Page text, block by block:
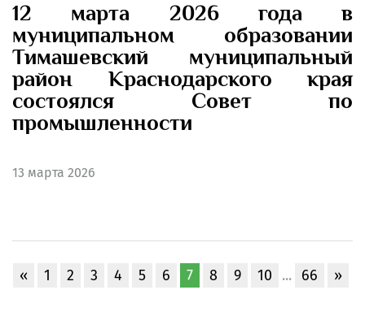
12 марта 2026 года в
муниципальном образовании
Тимашевский муниципальный
район Краснодарского края
состоялся Совет по
промышленности
13 марта 2026
« 1 2 3 4 5 6 7 8 9 10 ... 66 »